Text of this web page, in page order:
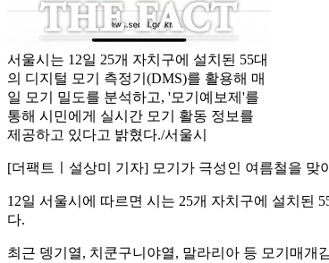
서울시는 12일 25개 자치구에 설치된 55대
의 디지털 모기 측정기(DMS)를 활용해 매
일 모기 밀도를 분석하고, '모기예보제'를
통해 시민에게 실시간 모기 활동 정보를
제공하고 있다고 밝혔다./서울시
[더팩트ㅣ설상미 기자] 모기가 극성인 여름철을
12일 서울시에 따르면 시는 25개 자치구에 설치된
다.
최근 뎅기열, 치쿤구니야열, 말라리아 등 모기매개